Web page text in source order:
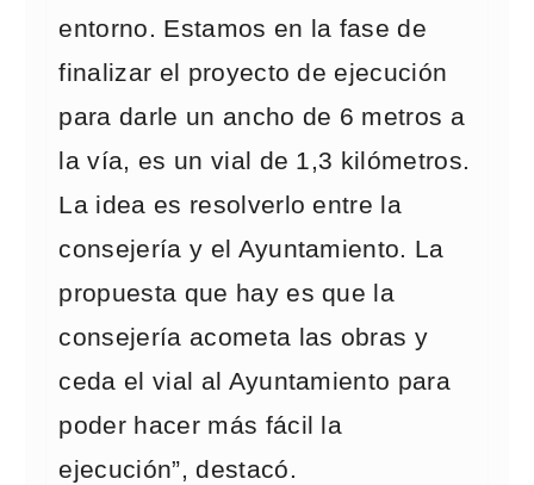
entorno. Estamos en la fase de
finalizar el proyecto de ejecución
para darle un ancho de 6 metros a
la vía, es un vial de 1,3 kilómetros.
La idea es resolverlo entre la
consejería y el Ayuntamiento. La
propuesta que hay es que la
consejería acometa las obras y
ceda el vial al Ayuntamiento para
poder hacer más fácil la
ejecución”, destacó.